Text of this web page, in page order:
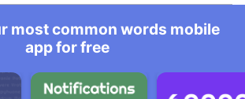
most common words mobile
app for free